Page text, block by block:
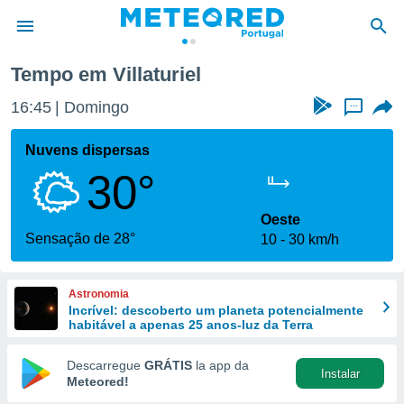
da
foi
fornecidas
a este
das
e
forma
digital
Tempo em Villaturiel
16:45 Domingo ...
Nuvens dispersas
30°
Sensação de 28°
Oeste
10
30 km/h
Astronomia
Incrível: descoberto um planeta potencialmente
habitável a apenas 25 anos-luz da Terra
Descarregue GRÁTIS la app da
Meteored!
Instalar